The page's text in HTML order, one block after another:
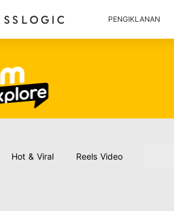
PENGIKLANAN
Hot & Viral Reels Video